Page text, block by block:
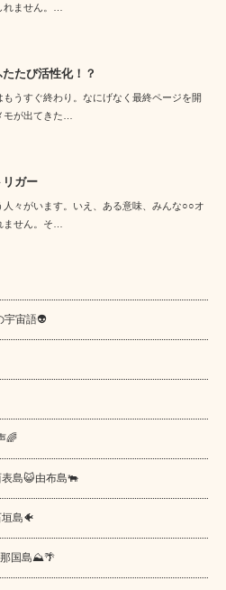
れません。…
たび活性化！？
もうすぐ終わり。なにげなく最終ページを開
モが出てきた…
リガー
人々がいます。いえ、ある意味、みんな○○オ
ません。そ…
宙語👽
🌈
島😺由布島🐃
島🐠
国島⛰️🌴